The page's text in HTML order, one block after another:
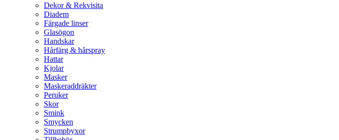
Dekor & Rekvisita
Diadem
Färgade linser
Glasögon
Handskar
Hårfärg & hårspray
Hattar
Kjolar
Masker
Maskeraddräkter
Peruker
Skor
Smink
Smycken
Strumpbyxor